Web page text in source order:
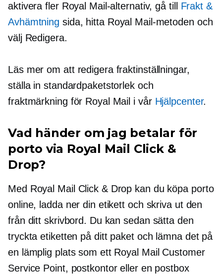
aktivera fler Royal Mail-alternativ, gå till Frakt &
Avhämtning sida, hitta Royal Mail-metoden och
välj Redigera.
Läs mer om att redigera fraktinställningar,
ställa in standardpaketstorlek och
fraktmärkning för Royal Mail i vår Hjälpcenter.
Vad händer om jag betalar för
porto via Royal Mail Click &
Drop?
Med Royal Mail Click & Drop kan du köpa porto
online, ladda ner din etikett och skriva ut den
från ditt skrivbord. Du kan sedan sätta den
tryckta etiketten på ditt paket och lämna det på
en lämplig plats som ett Royal Mail Customer
Service Point, postkontor eller en postbox